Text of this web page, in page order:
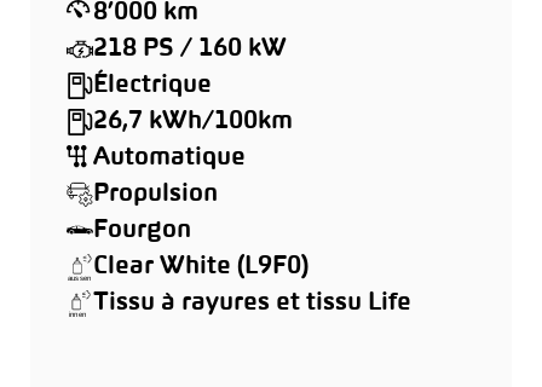
8’000 km
218 PS / 160 kW
Électrique
26,7 kWh/100km
Automatique
Propulsion
Fourgon
Clear White (L9F0)
Tissu à rayures et tissu Life